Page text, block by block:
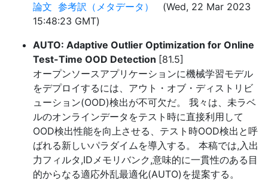
論文 参考訳（メタデータ）
(Wed, 22 Mar 2023
15:48:23 GMT)
AUTO: Adaptive Outlier Optimization for Online
Test-Time OOD Detection [81.5]
オープンソースアプリケーションに機械学習モデル
をデプロイするには、アウト・オブ・ディストリビ
ューション(OOD)検出が不可欠だ。 我々は、未ラベ
ルのオンラインデータをテスト時に直接利用して
OOD検出性能を向上させる、テスト時OOD検出と呼
ばれる新しいパラダイムを導入する。 本稿では,入出
力フィルタ,IDメモリバンク,意味的に一貫性のある目
的からなる適応外乱最適化(AUTO)を提案する。